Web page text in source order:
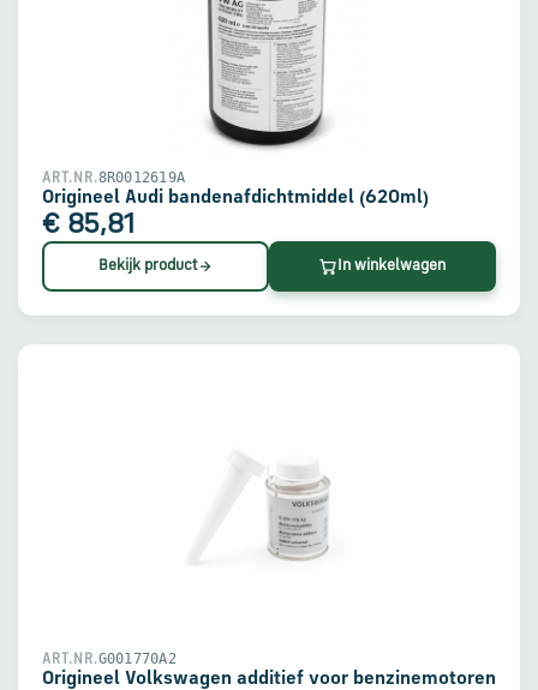
ART.NR.8R0012619A
Origineel Audi bandenafdichtmiddel (620ml)
€ 85,81
Bekijk product In winkelwagen
ART.NR.G001770A2
Origineel Volkswagen additief voor benzinemotoren